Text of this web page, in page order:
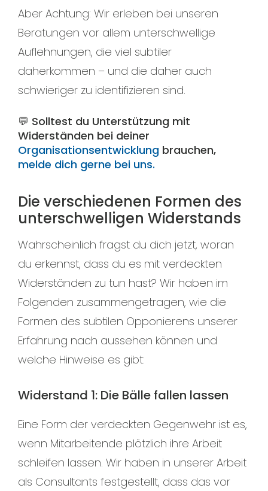
Aber Achtung: Wir erleben bei unseren
Beratungen vor allem unterschwellige
Auflehnungen, die viel subtiler
daherkommen – und die daher auch
schwieriger zu identifizieren sind.
💬 Solltest du Unterstützung mit
Widerständen bei deiner
Organisationsentwicklungbrauchen,
melde dich gerne bei uns.
Die verschiedenen Formen des
unterschwelligen Widerstands
Wahrscheinlich fragst du dich jetzt, woran
du erkennst, dass du es mit verdeckten
Widerständen zu tun hast? Wir haben im
Folgenden zusammengetragen, wie die
Formen des subtilen Opponierens unserer
Erfahrung nach aussehen können und
welche Hinweise es gibt:
Widerstand 1: Die Bälle fallen lassen
Eine Form der verdeckten Gegenwehr ist es,
wenn Mitarbeitende plötzlich ihre Arbeit
schleifen lassen. Wir haben in unserer Arbeit
als Consultants festgestellt, dass das vor